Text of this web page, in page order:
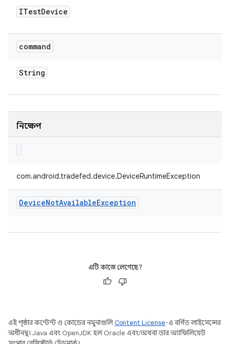
ITestDevice
command
String
নিক্ষেপ
com.android.tradefed.device.DeviceRuntimeException
DeviceNotAvailableException
এটি কাজে লেগেছে?
এই পৃষ্ঠার কন্টেন্ট ও কোডের নমুনাগুলিContent License-এ বর্ণিত লাইসেন্সের
অধীনস্থ। Java এবং OpenJDK হল Oracle এবং/অথবা তার অ্যাফিলিয়েট